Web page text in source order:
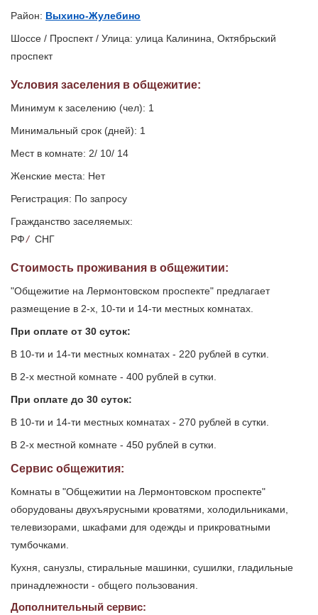
Район: Выхино-Жулебино
Шоссе / Проспект / Улица: улица Калинина, Октябрьский
проспект
Условия заселения в общежитие:
Минимум к заселению (чел): 1
Минимальный срок (дней): 1
Мест в комнате: 2/ 10/ 14
Женские места: Нет
Регистрация: По запросу
Гражданство заселяемых:
РФ/ СНГ
Стоимость проживания в общежитии:
"Общежитие на Лермонтовском проспекте" предлагает
размещение в 2-х, 10-ти и 14-ти местных комнатах.
При оплате от 30 суток:
В 10-ти и 14-ти местных комнатах - 220 рублей в сутки.
В 2-х местной комнате - 400 рублей в сутки.
При оплате до 30 суток:
В 10-ти и 14-ти местных комнатах - 270 рублей в сутки.
В 2-х местной комнате - 450 рублей в сутки.
Сервис общежития:
Комнаты в "Общежитии на Лермонтовском проспекте"
оборудованы двухъярусными кроватями, холодильниками,
телевизорами, шкафами для одежды и прикроватными
тумбочками.
Кухня, санузлы, стиральные машинки, сушилки, гладильные
принадлежности - общего пользования.
Дополнительный сервис: